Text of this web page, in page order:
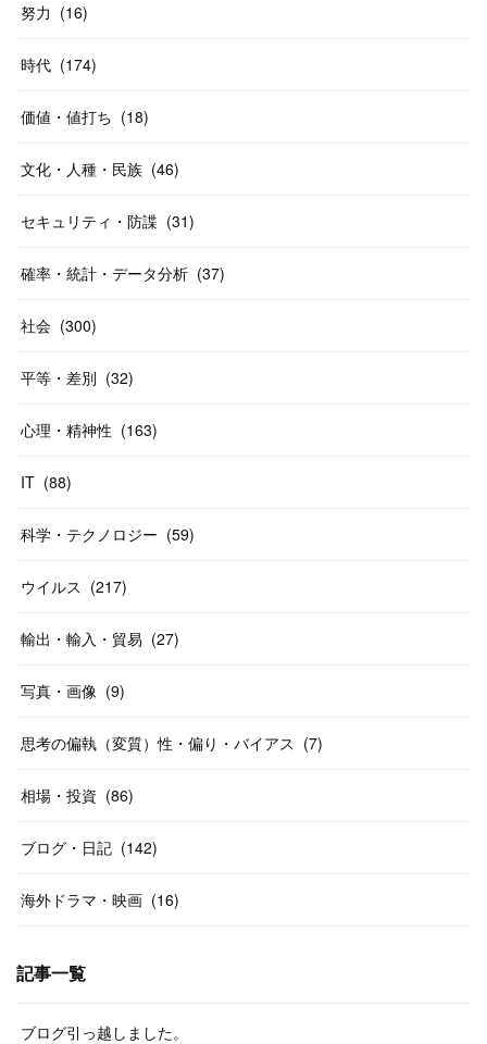
努力 (16)
時代 (174)
価値・値打ち (18)
文化・人種・民族 (46)
セキュリティ・防諜 (31)
確率・統計・データ分析 (37)
社会 (300)
平等・差別 (32)
心理・精神性 (163)
IT (88)
科学・テクノロジー (59)
ウイルス (217)
輸出・輸入・貿易 (27)
写真・画像 (9)
思考の偏執（変質）性・偏り・バイアス (7)
相場・投資 (86)
ブログ・日記 (142)
海外ドラマ・映画 (16)
記事一覧
ブログ引っ越しました。